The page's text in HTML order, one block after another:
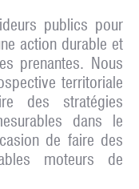
publics pour
action durable et
prenantes. Nous
territoriale
des stratégies
dans le
de faire des
moteurs de